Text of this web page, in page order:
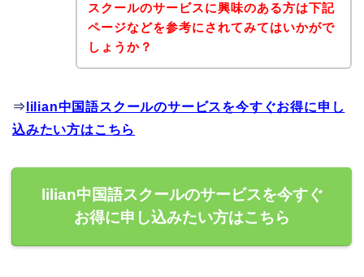
スクールのサービスに興味のある方は下記
ページなどを参考にされてみてはいかがで
しょうか？
⇒ lilian中国語スクールのサービスを今すぐお得に申し
込みたい方はこちら
lilian中国語スクールのサービスを今すぐ
お得に申し込みたい方はこちら